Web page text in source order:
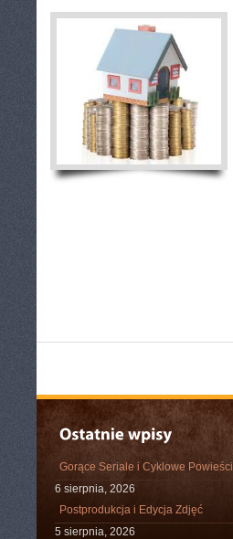
Gorące Seriale i Cyklowe Powieści
6 sierpnia, 2026
Postprodukcja i Edycja Zdjęć
5 sierpnia, 2026